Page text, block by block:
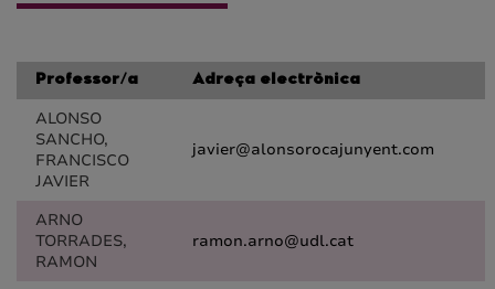
Professor/a Adreça electrònica
ALONSO
SANCHO,
FRANCISCO
JAVIER
javier@alonsorocajunyent.com
ARNO
TORRADES,
RAMON
ramon.arno@udl.cat